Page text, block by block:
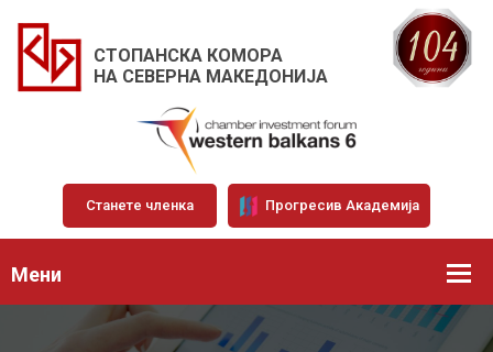
СТОПАНСКА КОМОРА
НА СЕВЕРНА МАКЕДОНИЈА
Станете членка Прогресив Академија
Мени